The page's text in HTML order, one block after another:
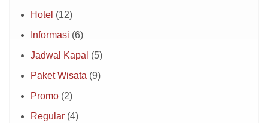
Hotel (12)
Informasi (6)
Jadwal Kapal (5)
Paket Wisata (9)
Promo (2)
Regular (4)